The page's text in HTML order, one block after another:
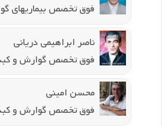
فوق تخصص بیماریهای
ناصر ابراهیمی دریانی
فوق تخصص گوارش و
محسن امینی
فوق تخصص گوارش و